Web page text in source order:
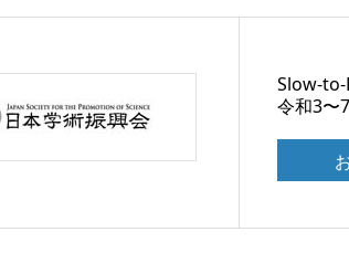
Slow-to-
令和3〜